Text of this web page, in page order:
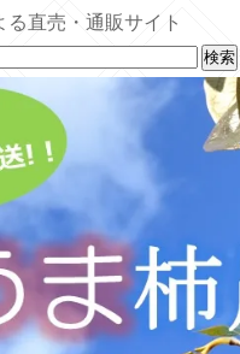
直売・通販サイト